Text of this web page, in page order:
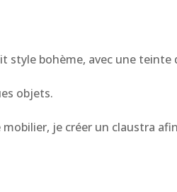
style bohème, avec une teinte
objets.
je créer un claustra